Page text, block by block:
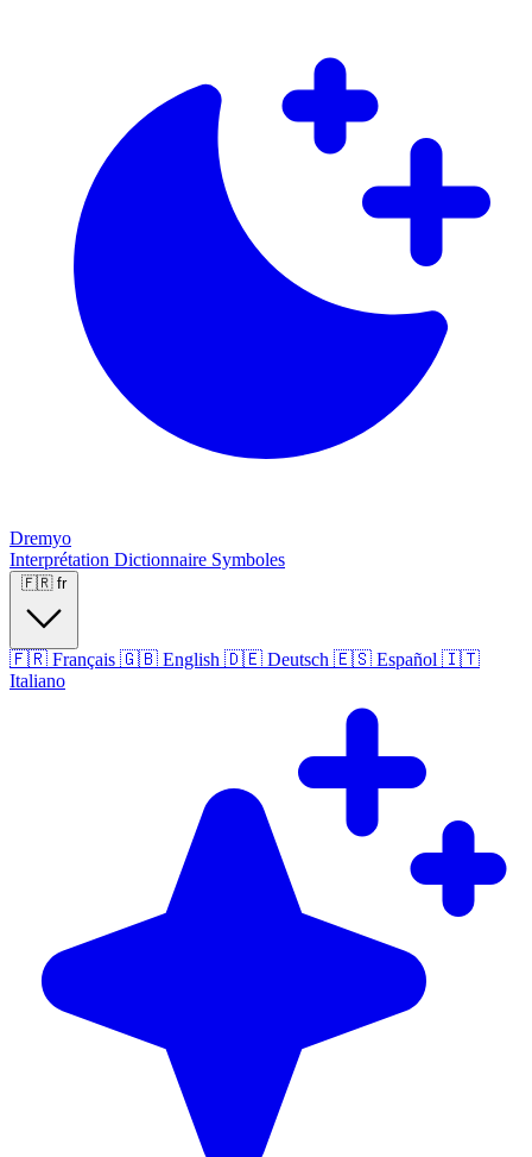
Dremyo
Interprétation Dictionnaire Symboles
🇫🇷 fr
🇫🇷 Français 🇬🇧 English 🇩🇪 Deutsch 🇪🇸 Español 🇮🇹
Italiano